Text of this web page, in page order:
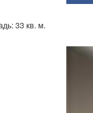
33 кв. м.